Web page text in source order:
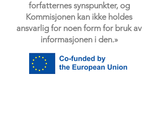
forfatternes synspunkter, og
Kommisjonen kan ikke holdes
ansvarlig for noen form for bruk av
informasjonen i den.»